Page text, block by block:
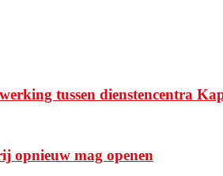
tussen dienstencentra
opnieuw mag openen